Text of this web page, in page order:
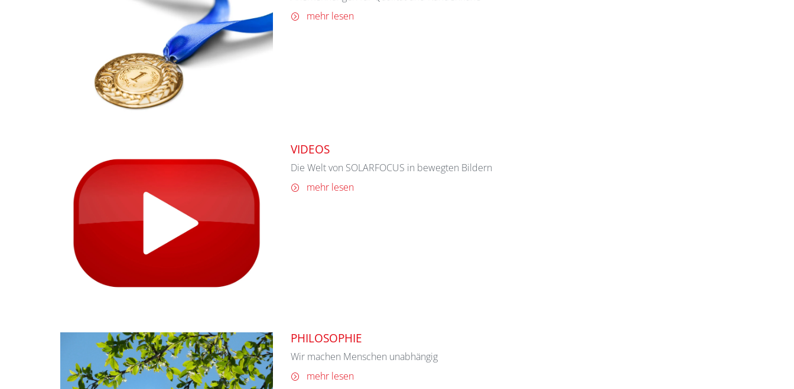
mehr lesen
VIDEOS
Die Welt von SOLARFOCUS in bewegten Bildern
mehr lesen
PHILOSOPHIE
Wir machen Menschen unabhängig
mehr lesen